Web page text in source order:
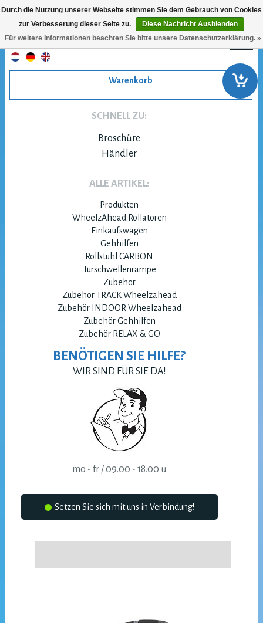
Warenkorb
SCHNELL ZU:
Broschüre
Händler
ALLE ARTIKEL:
Produkten
WheelzAhead Rollatoren
Einkaufswagen
Gehhilfen
Rollstuhl CARBON
Türschwellenrampe
Zubehör
Zubehör TRACK Wheelzahead
Zubehör INDOOR Wheelzahead
Zubehör Gehhilfen
Zubehör RELAX & GO
BENÖTIGEN SIE HILFE?
WIR SIND FÜR SIE DA!
mo - fr / 09.00 - 18.00 u
Setzen Sie sich mit uns in Verbindung!
Durch die Nutzung unserer Webseite stimmen Sie dem Gebrauch von Cookies
zur Verbesserung dieser Seite zu.
Diese Nachricht Ausblenden
Für weitere Informationen beachten Sie bitte unsere Datenschutzerklärung. »